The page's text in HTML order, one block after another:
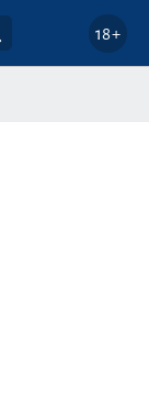
18+